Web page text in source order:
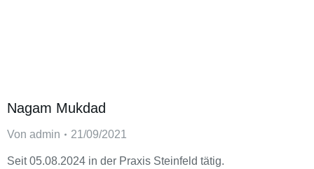
Nagam Mukdad
Von admin 21/09/2021
Seit 05.08.2024 in der Praxis Steinfeld tätig.